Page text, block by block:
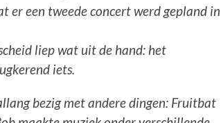
er een tweede concert werd gepland in
liep wat uit de hand: het
iets.
bezig met andere dingen: Fruitbat